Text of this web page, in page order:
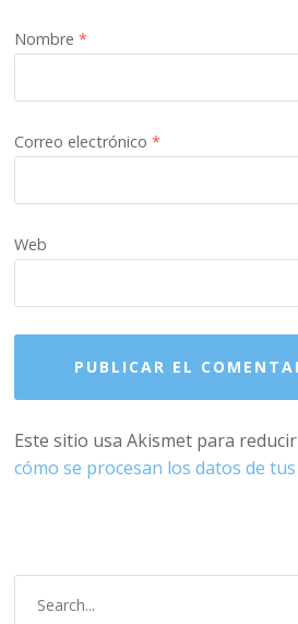
Nombre*
Correo electrónico*
Web
Este sitio usa Akismet para
cómo se procesan los datos de